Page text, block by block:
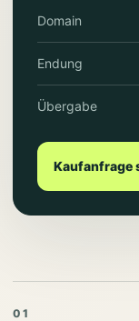
Domain
Endung
Übergabe
Kaufanfrage
01